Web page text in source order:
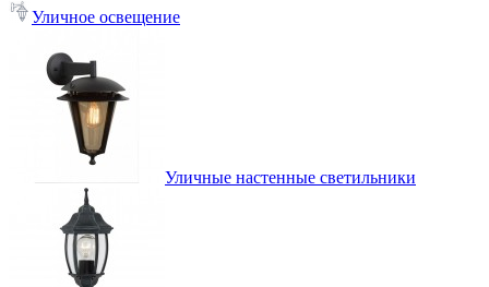
Уличное освещение
Уличные настенные светильники